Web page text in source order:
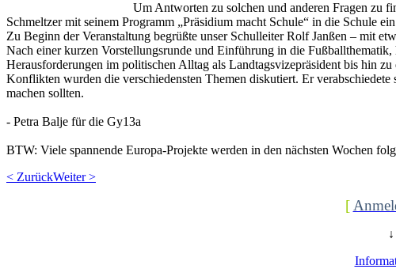
Um Antworten zu solchen und anderen Fragen zu
Schmeltzer mit seinem Programm „Präsidium macht Schule“ in die Schule
Zu Beginn der Veranstaltung begrüßte unser Schulleiter Rolf Janßen – mit
Nach einer kurzen Vorstellungsrunde und Einführung in die
Herausforderungen im politischen Alltag als Landtagsvizepräsident bis hin
Konflikten wurden die verschiedensten Themen diskutiert. Er
machen sollten.
- Petra Balje für die Gy13a
BTW: Viele spannende Europa-Projekte werden in den nächsten Wochen
< ZurückWeiter >
[
↓